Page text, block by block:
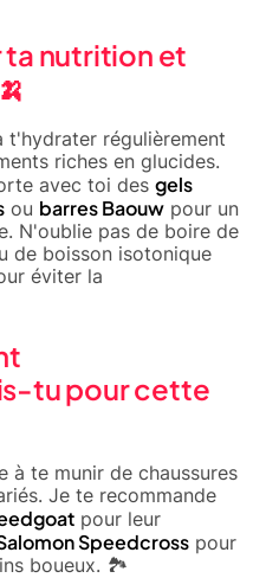
nutrition et
t'hydrater régulièrement
riches en glucides.
avec toi des gels
ou barres Baouw pour un
N'oublie pas de boire de
de boisson isotonique
éviter la
tu pour cette
à te munir de chaussures
Je te recommande
pour leur
Speedcross pour
boueux. 🏞️